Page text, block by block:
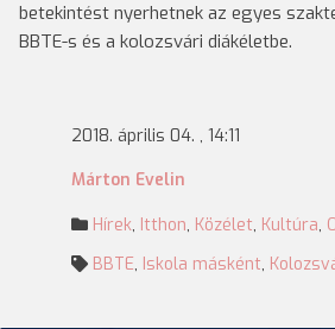
betekintést nyerhetnek az egyes
BBTE-s és a kolozsvári diákéletbe.
2018. április 04. , 14:11
Márton Evelin
Hírek, Itthon, Közélet, Kultúra,
BBTE, Iskola másként,